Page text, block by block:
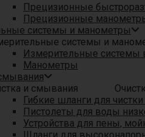
Прецизионные
Прецизионные
системы и манометры
Измерительные системы
Манометры
Гибкие шланги для
Пистолеты для воды
Устройства для пены,